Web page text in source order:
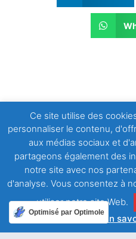
ARTICLE PRÉCÉDENT
Observer avec amour tes enseignements
Ce site utilise des
personnaliser le contenu,
aux médias sociaux et
partageons également des
notre site avec nos
d'analyse. Vous consentez à
utiliser notre site Web.
En
Optimisé par Optimole